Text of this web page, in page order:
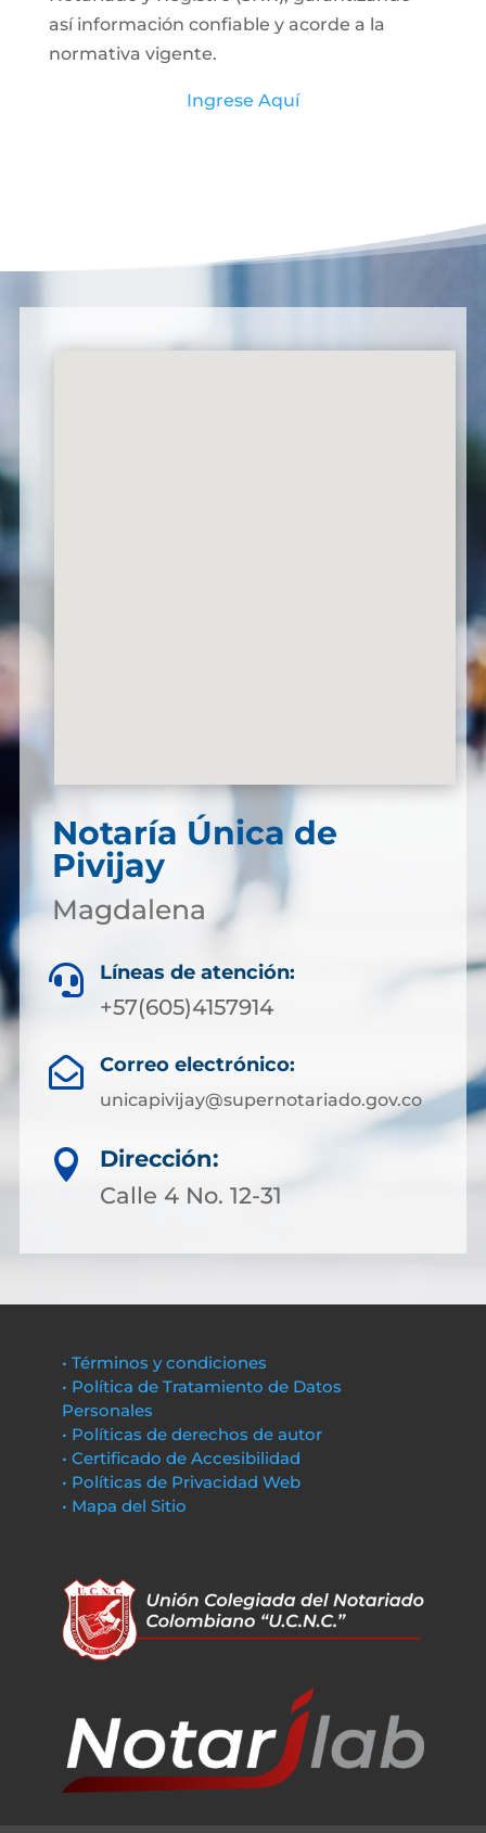
así información confiable y acorde a la
normativa vigente.
Ingrese Aquí
Notaría Única de
Pivijay
Magdalena
 Líneas de atención:
+57(605)4157914
 Correo electrónico:
unicapivijay@supernotariado.gov.co

Dirección:
Calle 4 No. 12-31
• Términos y condiciones
• Política de Tratamiento de Datos
Personales
• Políticas de derechos de autor
• Certificado de Accesibilidad
• Políticas de Privacidad Web
• Mapa del Sitio